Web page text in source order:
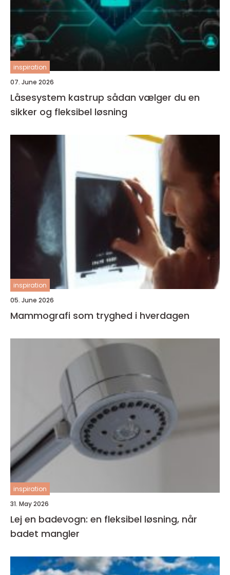
inspiration
07. June 2026
Låsesystem kastrup sådan vælger du en
sikker og fleksibel løsning
inspiration
05. June 2026
Mammografi som tryghed i hverdagen
inspiration
31. May 2026
Lej en badevogn: en fleksibel løsning, når
badet mangler